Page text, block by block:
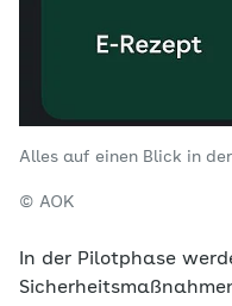
Alles auf einen Blick in
© AOK
In der Pilotphase